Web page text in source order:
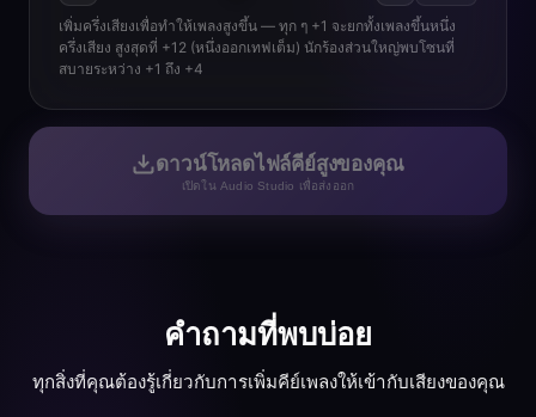
เพิ่มครึ่งเสียงเพื่อทำให้เพลงสูงขึ้น — ทุก ๆ +1 จะยกทั้งเพลงขึ้นหนึ่ง
ครึ่งเสียง สูงสุดที่ +12 (หนึ่งออกเทฟเต็ม) นักร้องส่วนใหญ่พบโซนที่
สบายระหว่าง +1 ถึง +4
ดาวน์โหลดไฟล์คีย์สูงของคุณ
เปิดใน Audio Studio เพื่อส่งออก
คำถามที่พบบ่อย
ทุกสิ่งที่คุณต้องรู้เกี่ยวกับการเพิ่มคีย์เพลงให้เข้ากับเสียงของคุณ